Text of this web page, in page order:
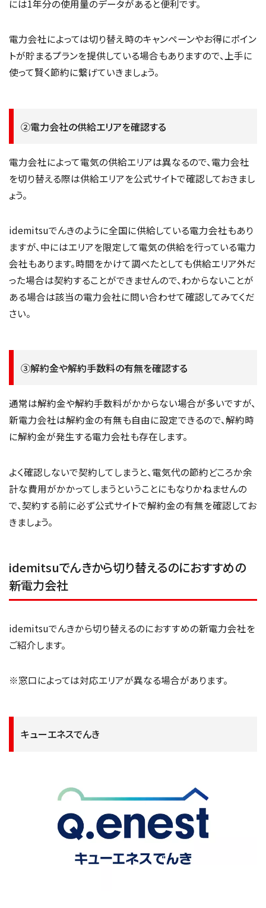
には1年分の使用量のデータがあると便利です。
電力会社によっては切り替え時のキャンペーンやお得にポイン
トが貯まるプランを提供している場合もありますので、上手に
使って賢く節約に繋げていきましょう。
②電力会社の供給エリアを確認する
電力会社によって電気の供給エリアは異なるので、電力会社
を切り替える際は供給エリアを公式サイトで確認しておきまし
ょう。
idemitsuでんきのように全国に供給している電力会社もあり
ますが、中にはエリアを限定して電気の供給を行っている電力
会社もあります。時間をかけて調べたとしても供給エリア外だ
った場合は契約することができませんので、わからないことが
ある場合は該当の電力会社に問い合わせて確認してみてくだ
さい。
③解約金や解約手数料の有無を確認する
通常は解約金や解約手数料がかからない場合が多いですが、
新電力会社は解約金の有無も自由に設定できるので、解約時
に解約金が発生する電力会社も存在します。
よく確認しないで契約してしまうと、電気代の節約どころか余
計な費用がかかってしまうということにもなりかねませんの
で、契約する前に必ず公式サイトで解約金の有無を確認してお
きましょう。
idemitsuでんきから切り替えるのにおすすめの
新電力会社
idemitsuでんきから切り替えるのにおすすめの新電力会社を
ご紹介します。
※窓口によっては対応エリアが異なる場合があります。
キューエネスでんき